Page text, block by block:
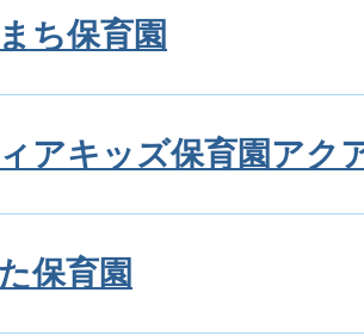
ち保育園
アキッズ保育園アク
保育園